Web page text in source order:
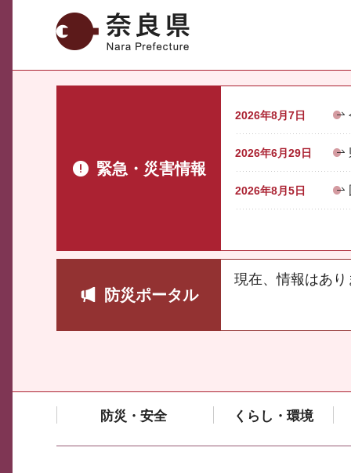
奈良県
緊急・災害情報
2026年8月7日
2026年6月29日
2026年8月5日
防災ポータル
現在、情報はあり
防災・安全 くらし・環境